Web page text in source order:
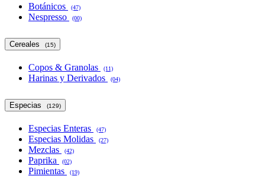
Botánicos (47)
Nespresso (00)
Cereales (15)
Copos & Granolas (11)
Harinas y Derivados (04)
Especias (129)
Especias Enteras (47)
Especias Molidas (27)
Mezclas (42)
Paprika (02)
Pimientas (19)